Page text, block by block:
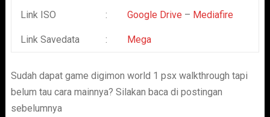
Link ISO : Google Drive – Mediafire
Link Savedata : Mega
Sudah dapat game digimon world 1 psx walkthrough tapi
belum tau cara mainnya? Silakan baca di postingan
sebelumnya